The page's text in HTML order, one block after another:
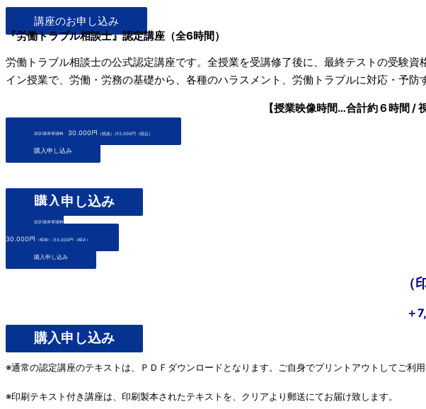
講座のお申し込み
『労働トラブル相談士』認定講座（全6時間）
労働トラブル相談士の公式認定講座です。全授業を受講修了後に、最終テストの受験
イン授業で、労働・労務の基礎から、各種のハラスメント、労働トラブルに対応・予防
【授業映像時間…合計約６時間 /
認定講座受講料 30,000円 （税抜）/33,000円（税込）
購入申し込み
購入申し込み
認定講座受講料
30,000円 （税抜）/33,000円（税込）
購入申し込み
（
＋
購入申し込み
※通常の認定講座のテキストは、ＰＤＦダウンロードとなります。ご自身でプリントアウトしてご利用
※印刷テキスト付き講座は、印刷製本されたテキストを、クリアより郵送にてお届け致します。